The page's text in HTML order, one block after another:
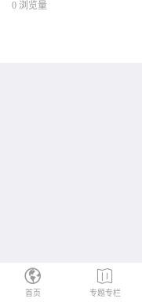
首页 专题专栏
0 浏览量